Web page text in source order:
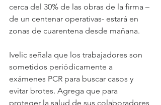
cerca del 30% de las obras de la firma –
de un centenar operativas- estará en
zonas de cuarentena desde mañana.
Ivelic señala que los trabajadores son
sometidos periódicamente a
exámenes PCR para buscar casos y
evitar brotes. Agrega que para
proteger la salud de sus colaboradores